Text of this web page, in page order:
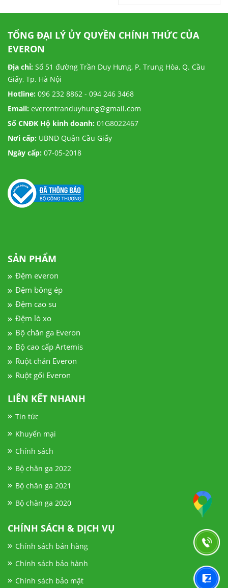
TỔNG ĐẠI LÝ ỦY QUYỀN CHÍNH THỨC CỦA
EVERON
Địa chỉ: Số 51 đường Trần Duy Hưng, P. Trung Hòa, Q. Cầu
Giấy, Tp. Hà Nội
Hotline: 096 232 8862 - 094 246 3468
Email: everontranduyhung@gmail.com
Số CNĐK Hộ kinh doanh: 01G8022467
Nơi cấp: UBND Quận Cầu Giấy
Ngày cấp: 07-05-2018
SẢN PHẨM
Đệm everon
Đệm bông ép
Đệm cao su
Đệm lò xo
Bộ chăn ga Everon
Bộ cao cấp Artemis
Ruột chăn Everon
Ruột gối Everon
LIÊN KẾT NHANH
Tin tức
Khuyến mại
Chính sách
Bộ chăn ga 2022
Bộ chăn ga 2021
Bộ chăn ga 2020
CHÍNH SÁCH & DỊCH VỤ
Chính sách bán hàng
Chính sách bảo hành
Chính sách bảo mật